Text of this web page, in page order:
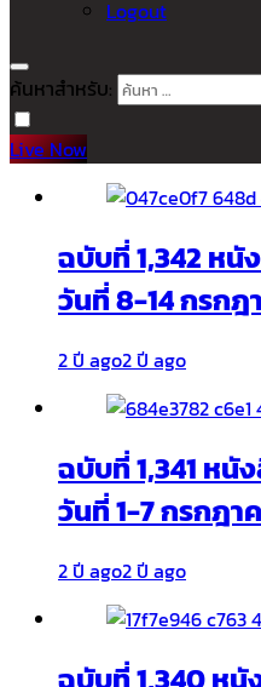
Logout
ค้นหาสำหรับ:
Live Now
ฉบับที่ 1,342 ห
วันที่ 8-14 กรกฎ
2 ปี ago2 ปี ago
ฉบับที่ 1,341 ห
วันที่ 1-7 กรกฎา
2 ปี ago2 ปี ago